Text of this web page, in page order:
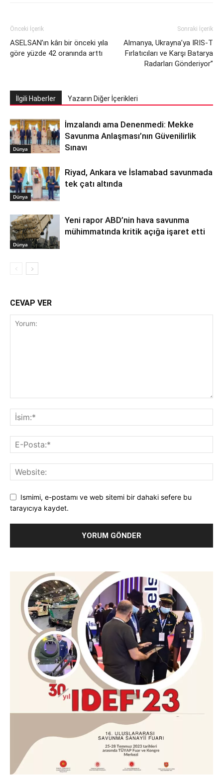
Önceki İçerik
ASELSAN’ın kârı bir önceki yıla
göre yüzde 42 oranında arttı
Sonraki İçerik
Almanya, Ukrayna’ya IRIS-T
Fırlatıcıları ve Karşı Batarya
Radarları Gönderiyor”
İlgili Haberler Yazarın Diğer İçerikleri
Dünya
İmzalandı ama Denenmedi: Mekke
Savunma Anlaşması’nın Güvenilirlik
Sınavı
Dünya
Riyad, Ankara ve İslamabad savunmada
tek çatı altında
Dünya
Yeni rapor ABD’nin hava savunma
mühimmatında kritik açığa işaret etti
CEVAP VER
Ismimi, e-postamı ve web sitemi bir dahaki sefere bu
tarayıcıya kaydet.